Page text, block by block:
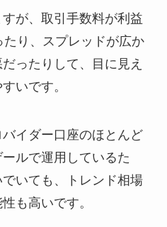
が、取引手数料が利益
り、スプレッドが広か
ったりして、目に見え
いです。
イダー口座のほとんど
ルで運用しているた
いても、トレンド相場
も高いです。